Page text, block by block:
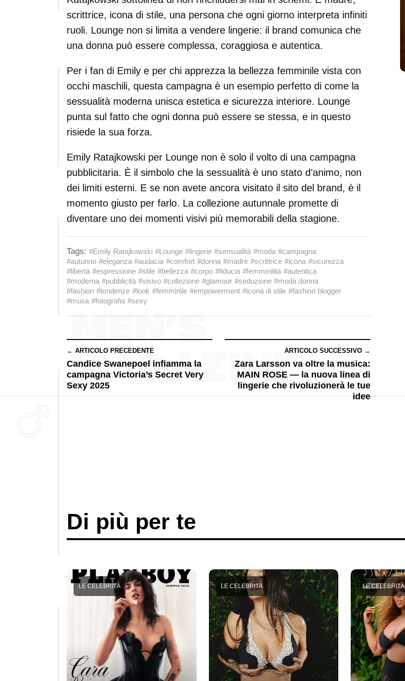
scrittrice, icona di stile, una persona che ogni giorno interpreta infiniti
ruoli. Lounge non si limita a vendere lingerie: il brand comunica che
una donna può essere complessa, coraggiosa e autentica.
Per i fan di Emily e per chi apprezza la bellezza femminile vista con
occhi maschili, questa campagna è un esempio perfetto di come la
sessualità moderna unisca estetica e sicurezza interiore. Lounge
punta sul fatto che ogni donna può essere se stessa, e in questo
risiede la sua forza.
Emily Ratajkowski per Lounge non è solo il volto di una campagna
pubblicitaria. È il simbolo che la sessualità è uno stato d’animo, non
dei limiti esterni. E se non avete ancora visitato il sito del brand, è il
momento giusto per farlo. La collezione autunnale promette di
diventare uno dei momenti visivi più memorabili della stagione.
Tags: #Emily Ratajkowski #Lounge #lingerie #sensualità #moda #campagna
#autunno #eleganza #audacia #comfort #donna #madre #scrittrice #icona #sicurezza
#libertà #espressione #stile #bellezza #corpo #fiducia #femminilità #autentica
#moderna #pubblicità #visivo #collezione #glamour #seduzione #moda donna
#fashion #tendenze #look #femminile #empowerment #icona di stile #fashion blogger
#musa #fotografia #sexy
← ARTICOLO PRECEDENTE
Candice Swanepoel infiamma la
campagna Victoria’s Secret Very
Sexy 2025
ARTICOLO SUCCESSIVO →
Zara Larsson va oltre la musica:
MAIN ROSE — la nuova linea di
lingerie che rivoluzionerà le tue
idee
Di più per te
LE CELEBRITÀ LE CELEBRITÀ LE CELEBRITÀ